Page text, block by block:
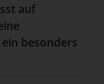
auf
besonders